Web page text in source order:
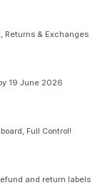
Returns & Exchanges
19 June 2026
Full Control!
and return labels